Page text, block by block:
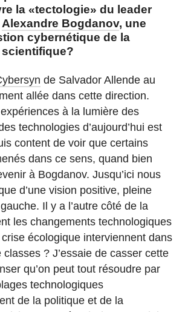
la «tectologie» du leader
Alexandre Bogdanov, une
cybernétique de la
de Salvador Allende au
allée dans cette direction.
à la lumière des
technologies d’aujourd’hui est
content de voir que certains
dans ce sens, quand bien
à Bogdanov. Jusqu’ici nous
d’une vision positive, pleine
Il y a l’autre côté de la
les changements technologiques
écologique interviennent dans
? J’essaie de casser cette
qu’on peut tout résoudre par
technologiques
de la politique et de la